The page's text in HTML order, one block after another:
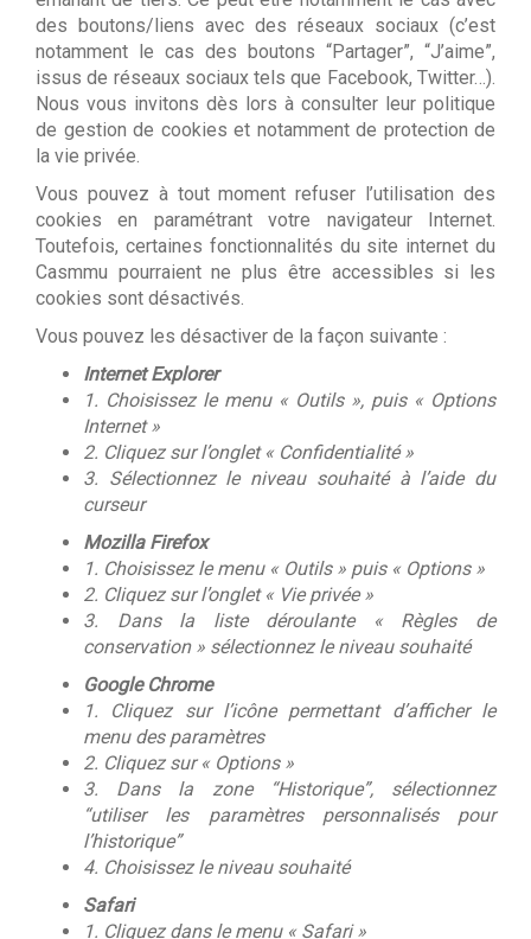
des boutons/liens avec des réseaux sociaux (c’est
notamment le cas des boutons “Partager”, “J’aime”,
issus de réseaux sociaux tels que Facebook, Twitter…).
Nous vous invitons dès lors à consulter leur politique
de gestion de cookies et notamment de protection de
la vie privée.
Vous pouvez à tout moment refuser l’utilisation des
cookies en paramétrant votre navigateur Internet.
Toutefois, certaines fonctionnalités du site internet du
Casmmu pourraient ne plus être accessibles si les
cookies sont désactivés.
Vous pouvez les désactiver de la façon suivante :
Internet Explorer
1. Choisissez le menu « Outils », puis « Options
Internet »
2. Cliquez sur l’onglet « Confidentialité »
3. Sélectionnez le niveau souhaité à l’aide du
curseur
Mozilla Firefox
1. Choisissez le menu « Outils » puis « Options »
2. Cliquez sur l’onglet « Vie privée »
3. Dans la liste déroulante « Règles de
conservation » sélectionnez le niveau souhaité
Google Chrome
1. Cliquez sur l’icône permettant d’afficher le
menu des paramètres
2. Cliquez sur « Options »
3. Dans la zone “Historique”, sélectionnez
“utiliser les paramètres personnalisés pour
l’historique”
4. Choisissez le niveau souhaité
Safari
1. Cliquez dans le menu « Safari »